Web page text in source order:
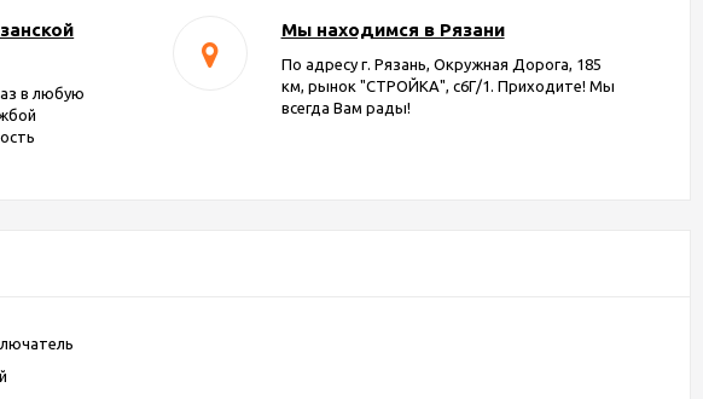
в любую
Мы находимся в Рязани
По адресу г. Рязань, Окружная Дорога, 185
км, рынок "СТРОЙКА", с6Г/1. Приходите! Мы
всегда Вам рады!